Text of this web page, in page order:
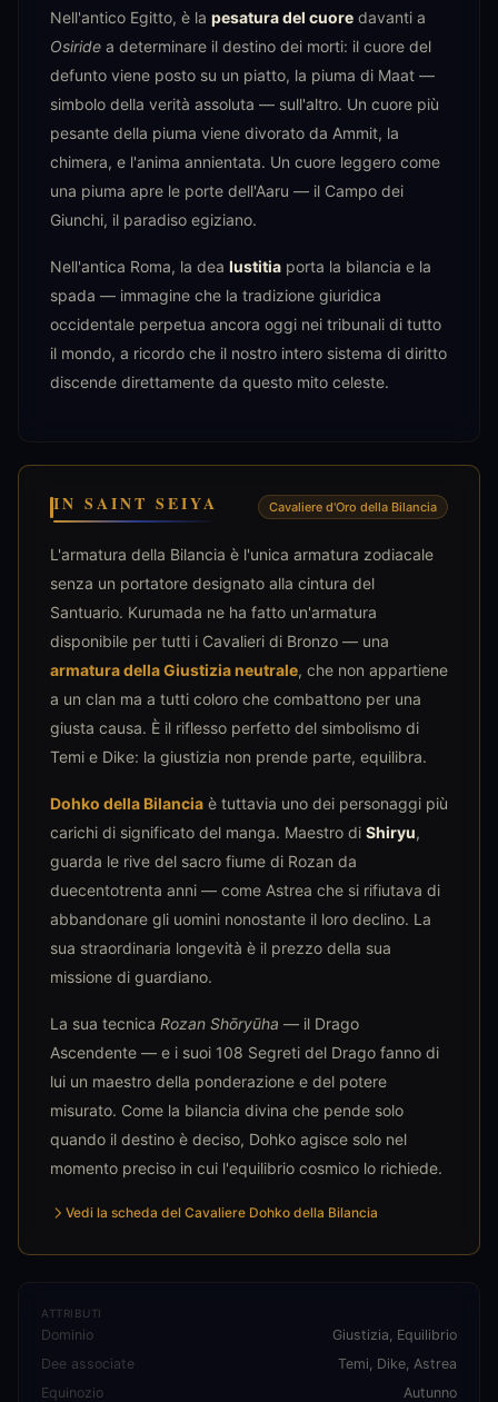
Nell'antico Egitto, è la pesatura del cuore davanti a
Osiride a determinare il destino dei morti: il cuore del
defunto viene posto su un piatto, la piuma di Maat —
simbolo della verità assoluta — sull'altro. Un cuore più
pesante della piuma viene divorato da Ammit, la
chimera, e l'anima annientata. Un cuore leggero come
una piuma apre le porte dell'Aaru — il Campo dei
Giunchi, il paradiso egiziano.
Nell'antica Roma, la dea Iustitia porta la bilancia e la
spada — immagine che la tradizione giuridica
occidentale perpetua ancora oggi nei tribunali di tutto
il mondo, a ricordo che il nostro intero sistema di diritto
discende direttamente da questo mito celeste.
IN SAINT SEIYA Cavaliere d'Oro della Bilancia
L'armatura della Bilancia è l'unica armatura zodiacale
senza un portatore designato alla cintura del
Santuario. Kurumada ne ha fatto un'armatura
disponibile per tutti i Cavalieri di Bronzo — una
armatura della Giustizia neutrale, che non appartiene
a un clan ma a tutti coloro che combattono per una
giusta causa. È il riflesso perfetto del simbolismo di
Temi e Dike: la giustizia non prende parte, equilibra.
Dohko della Bilancia è tuttavia uno dei personaggi più
carichi di significato del manga. Maestro di Shiryu,
guarda le rive del sacro fiume di Rozan da
duecentotrenta anni — come Astrea che si rifiutava di
abbandonare gli uomini nonostante il loro declino. La
sua straordinaria longevità è il prezzo della sua
missione di guardiano.
La sua tecnica Rozan Shōryūha — il Drago
Ascendente — e i suoi 108 Segreti del Drago fanno di
lui un maestro della ponderazione e del potere
misurato. Come la bilancia divina che pende solo
quando il destino è deciso, Dohko agisce solo nel
momento preciso in cui l'equilibrio cosmico lo richiede.
Vedi la scheda del Cavaliere Dohko della Bilancia
ATTRIBUTI
Dominio
Giustizia, Equilibrio
Dee associate
Temi, Dike, Astrea
Equinozio
Autunno